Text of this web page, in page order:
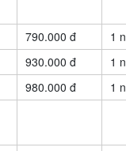
790.000 đ
1
930.000 đ
1
980.000 đ 1